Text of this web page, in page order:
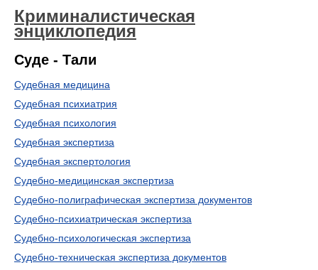
Криминалистическая
энциклопедия
Суде - Тали
Судебная медицина
Судебная психиатрия
Судебная психология
Судебная экспертиза
Судебная экспертология
Судебно-медицинская экспертиза
Судебно-полиграфическая экспертиза документов
Судебно-психиатрическая экспертиза
Судебно-психологическая экспертиза
Судебно-техническая экспертиза документов